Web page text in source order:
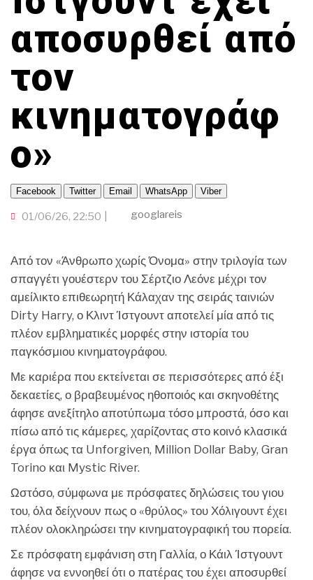
TRAVELLER
INFLUENCER
ΒΡΟΥΜ ΒΡΟΥΜ
ΤΟΠΙΚΗ ΑΥΤΟΔΙΟΙΚΗΣΗ
ΟΙΚΟΝΟΜΙΑ
ΠΟΡΤΟΚΑΛΙ ΘΕΑ
ΑΛΛΑ ΣΠΟΡ
CINEΜΑΔΕΣ
Ο ΛΑΟΣ ΤΡΑΓΟΥΔΙ ΘΕΛΕΙ
ΜΕΓΑΣ CHEF
ΟΜΟΓΕΝΕΙΑ
αποσυρθεί από
τον
κινηματογράφ
ο»
Facebook Twitter Email WhatsApp Viber
01/06/26, 22:50 googlareis
Από τον «Άνθρωπο χωρίς Όνομα» στην τριλογία των
σπαγγέτι γουέστερν του Σέρτζιο Λεόνε μέχρι τον
αμείλικτο επιθεωρητή Κάλαχαν της σειράς ταινιών
Dirty Harry, ο Κλιντ Ίστγουντ αποτελεί μία από τις
πλέον εμβληματικές μορφές στην ιστορία του
παγκόσμιου κινηματογράφου.
Με καριέρα που εκτείνεται σε περισσότερες από έξι
δεκαετίες, ο βραβευμένος ηθοποιός και σκηνοθέτης
άφησε ανεξίτηλο αποτύπωμα τόσο μπροστά, όσο και
πίσω από τις κάμερες, χαρίζοντας στο κοινό κλασικά
έργα όπως τα Unforgiven, Million Dollar Baby, Gran
Torino και Mystic River.
Ωστόσο, σύμφωνα με πρόσφατες δηλώσεις του γιου
του, όλα δείχνουν πως ο «θρύλος» του Χόλιγουντ έχει
πλέον ολοκληρώσει την κινηματογραφική του πορεία.
Σε πρόσφατη εμφάνιση στη Γαλλία, ο Κάιλ Ίστγουντ
άφησε να εννοηθεί ότι ο πατέρας του έχει αποσυρθεί